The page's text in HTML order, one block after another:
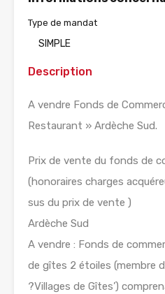
Type de mandat
SIMPLE
Description
A vendre Fonds de
Restaurant » Ardèche Sud.
Prix de vente du fonds de
(honoraires charges
sus du prix de vente )
Ardèche Sud
A vendre : Fonds de
de gîtes 2 étoiles (membre
?Villages de Gîtes’)